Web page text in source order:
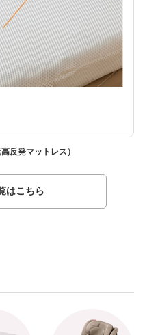
反発マットレス）
はこちら